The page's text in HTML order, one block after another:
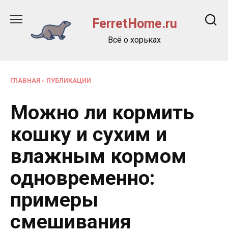
содержанию
FerretHome.ru
Всё о хорьках
ГЛАВНАЯ » ПУБЛИКАЦИИ
Можно ли кормить
кошку и сухим и
влажным кормом
одновременно:
примеры
смешивания